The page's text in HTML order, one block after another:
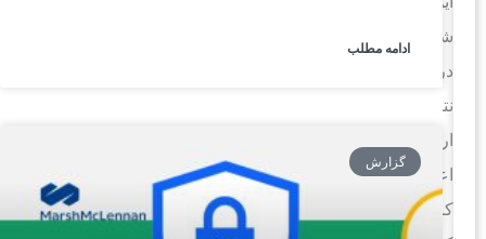
شرکت
نتیجه
ارزیابی
اعلام
کرد
ادامه مطلب
گزارش